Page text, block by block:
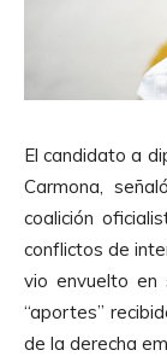
El candidato a
Carmona,
coalición
conflictos de
vio envuelto en
“aportes”
de la derecha